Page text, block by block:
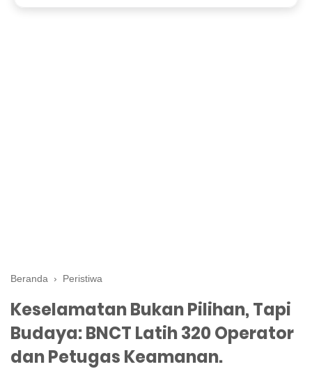
Beranda › Peristiwa
Keselamatan Bukan Pilihan, Tapi
Budaya: BNCT Latih 320 Operator
dan Petugas Keamanan.